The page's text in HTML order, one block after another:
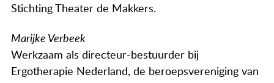
Stichting Theater de Makkers.
Marijke Verbeek
Werkzaam als directeur-bestuurder bij
Ergotherapie Nederland, de beroepsvereniging van